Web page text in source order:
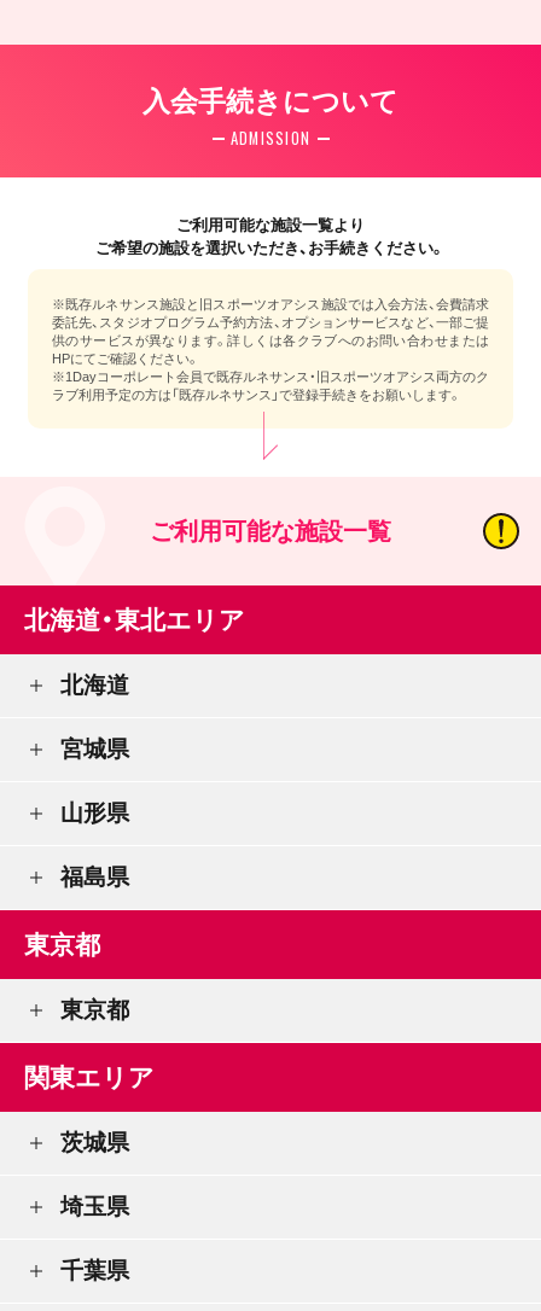
入会手続きについて
ADMISSION
ご利用可能な施設一覧より
ご希望の施設を選択いただき、お手続きください。
※既存ルネサンス施設と旧スポーツオアシス施設では入会方法、会費請求
委託先、スタジオプログラム予約方法、オプションサービスなど、一部ご提
供のサービスが異なります。詳しくは各クラブへのお問い合わせまたは
HPにてご確認ください。
※1Dayコーポレート会員で既存ルネサンス・旧スポーツオアシス両方のク
ラブ利用予定の方は「既存ルネサンス」で登録手続きをお願いします。
ご利用可能な施設一覧
北海道・東北エリア
北海道
宮城県
山形県
福島県
東京都
東京都
関東エリア
茨城県
埼玉県
千葉県